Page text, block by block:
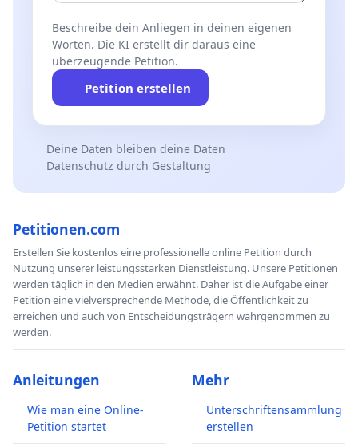
Beschreibe dein Anliegen in deinen eigenen
Worten. Die KI erstellt dir daraus eine
überzeugende Petition.
Petition erstellen
Deine Daten bleiben deine Daten
Datenschutz durch Gestaltung
Petitionen.com
Erstellen Sie kostenlos eine professionelle online Petition durch
Nutzung unserer leistungsstarken Dienstleistung. Unsere Petitionen
werden täglich in den Medien erwähnt. Daher ist die Aufgabe einer
Petition eine vielversprechende Methode, die Öffentlichkeit zu
erreichen und auch von Entscheidungsträgern wahrgenommen zu
werden.
Anleitungen
Wie man eine Online-
Petition startet
Mehr
Unterschriftensammlung
erstellen